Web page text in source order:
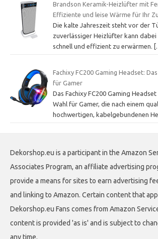
Brandson Keramik-Heizlüfter mit
Effiziente und leise Wärme für Ihr
Die kalte Jahreszeit steht vor der
zuverlässiger Heizlüfter kann dabei
schnell und effizient zu erwärmen.
Fachixy FC200 Gaming Headset:
für Gamer
Das Fachixy FC200 Gaming
Wahl für Gamer, die nach einem
hochwertigen, kabelgebundenen
Dekorshop.eu is a participant in the Amazon
Associates Program, an affiliate advertising
provide a means for sites to earn advertising
and linking to Amazon. Certain content that
Dekorshop.eu Fans comes from Amazon
content is provided 'as is' and is subject to
any time.